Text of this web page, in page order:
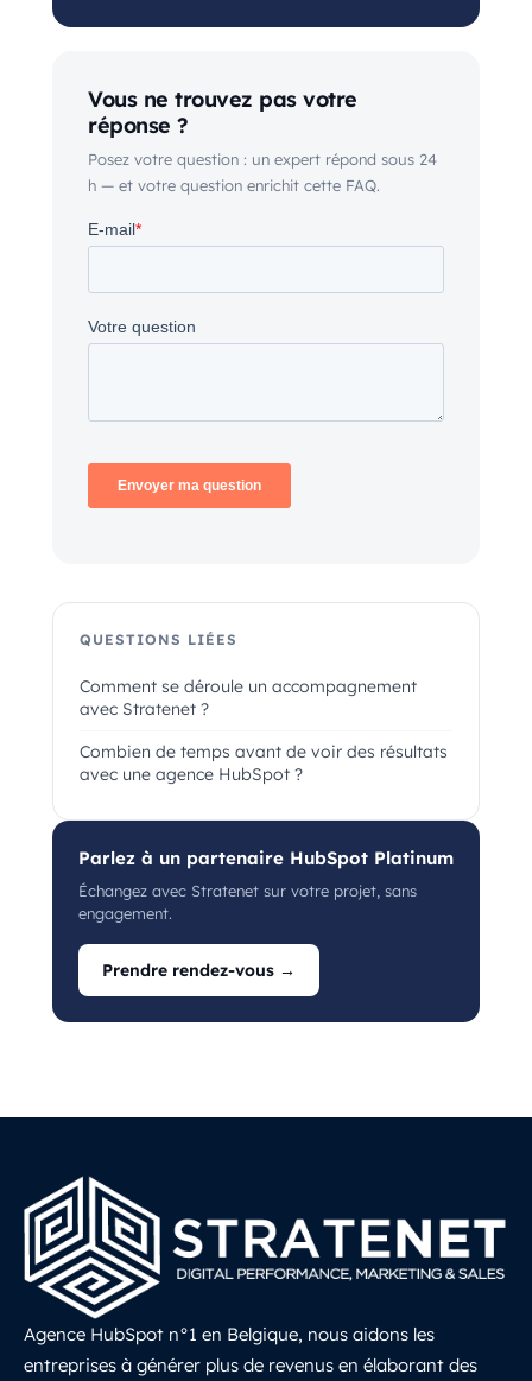
Vous ne trouvez pas votre
réponse ?
Posez votre question : un expert répond sous 24
h — et votre question enrichit cette FAQ.
QUESTIONS LIÉES
Comment se déroule un accompagnement
avec Stratenet ?
Combien de temps avant de voir des résultats
avec une agence HubSpot ?
Parlez à un partenaire HubSpot Platinum
Échangez avec Stratenet sur votre projet, sans
engagement.
Prendre rendez-vous →
Agence HubSpot n°1 en Belgique, nous aidons les
entreprises à générer plus de revenus en élaborant des